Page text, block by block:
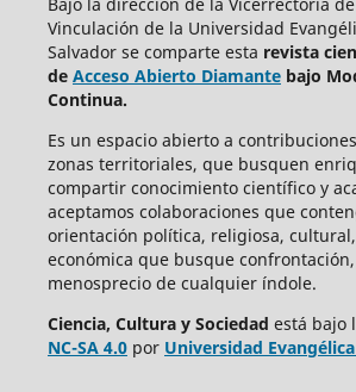
Bajo la dirección de la Vicerrectoría
Vinculación de la Universidad
Salvador se comparte esta revista
de Acceso Abierto Diamantebajo
Continua.
Es un espacio abierto a
zonas territoriales, que busquen
compartir conocimiento científico y
aceptamos colaboraciones que
orientación política, religiosa,
económica que busque
menosprecio de cualquier índole.
Ciencia, Cultura y Sociedad está bajo
NC-SA 4.0por Universidad